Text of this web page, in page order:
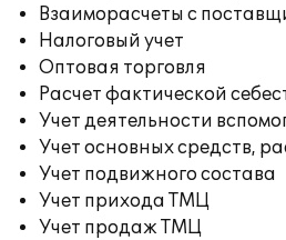
Взаиморасчеты с
Налоговый учет
Оптовая торговля
Расчет фактической
Учет деятельности
Учет основных средств,
Учет подвижного состава
Учет прихода ТМЦ
Учет продаж ТМЦ